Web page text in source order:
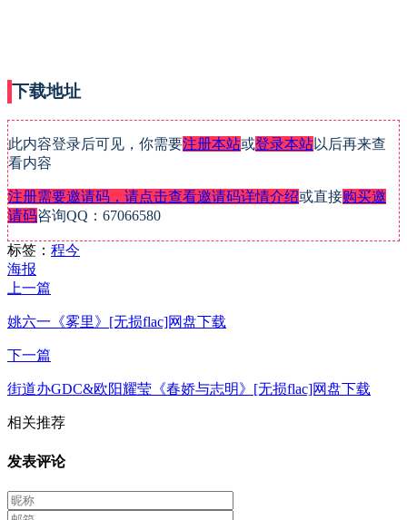
下载地址
此内容登录后可见，你需要注册本站或登录本站以后再来查
看内容
注册需要邀请码，请点击查看邀请码详情介绍或直接购买邀
请码咨询QQ：67066580
标签： 程今
海报
上一篇
姚六一《雾里》[无损flac]网盘下载
下一篇
街道办GDC&欧阳耀莹《春娇与志明》[无损flac]网盘下载
相关推荐
发表评论